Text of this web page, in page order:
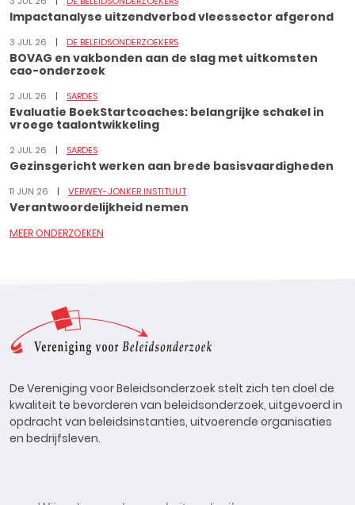
Impactanalyse uitzendverbod vleessector afgerond
3 JUL 26 DE BELEIDSONDERZOEKERS
BOVAG en vakbonden aan de slag met uitkomsten
cao-onderzoek
2 JUL 26 SARDES
Evaluatie BoekStartcoaches: belangrijke schakel in
vroege taalontwikkeling
2 JUL 26 SARDES
Gezinsgericht werken aan brede basisvaardigheden
11 JUN 26 VERWEY-JONKER INSTITUUT
Verantwoordelijkheid nemen
MEER ONDERZOEKEN
De Vereniging voor Beleidsonderzoek stelt zich ten doel de
kwaliteit te bevorderen van beleidsonderzoek, uitgevoerd in
opdracht van beleidsinstanties, uitvoerende organisaties
en bedrijfsleven.